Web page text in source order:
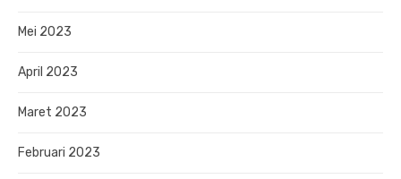
Mei 2023
April 2023
Maret 2023
Februari 2023